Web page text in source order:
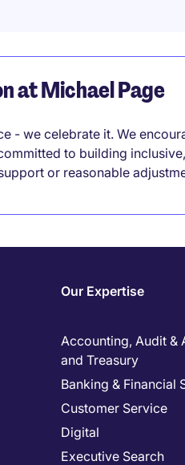
at Michael Page
- we celebrate it. We
to building
or reasonable
Our Expertise
Accounting, Audit &
and Treasury
Banking & Financial
Customer Service
Digital
Executive Search